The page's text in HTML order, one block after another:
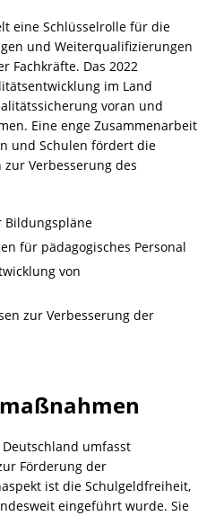
eine Schlüsselrolle für die
und Weiterqualifizierungen
Fachkräfte. Das 2022
im Land
voran und
Eine enge Zusammenarbeit
und Schulen fördert die
Verbesserung des
für pädagogisches Personal
von
zur Verbesserung der
umfasst
Förderung der
ist die Schulgeldfreiheit,
eingeführt wurde. Sie